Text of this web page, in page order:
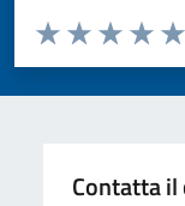
Valuta da 1 a 5 stelle
Valuta
Valuta 3
Valuta 2 stelle
Valuta 1 stelle su
Contatta